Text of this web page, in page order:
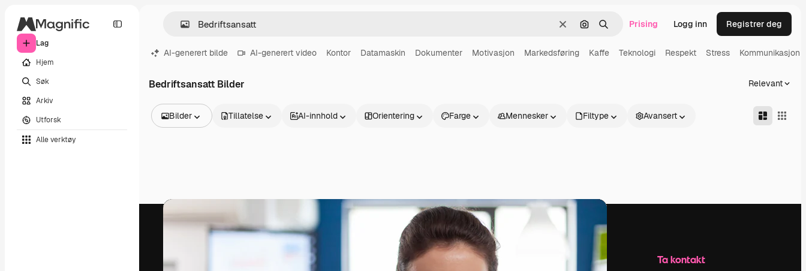
Lag
Hjem
Søk
Arkiv
Utforsk
Alle verktøy
Slett Søk etter bilde
Søk Prising Logg inn Registrer deg
AI-generert bilde AI-generert video Kontor Datamaskin Dokumenter Motivasjon Markedsføring Kaffe Teknologi Respekt Stress Kommunikasjon
Bedriftsansatt Bilder Relevant
Bilder
Videoer
Opptak
Bevegelsesgrafikk
Skrifter
Tillatelse AI-innhold Orientering Farge Mennesker Filtype Avansert
Produkter Kom i gang Selskap Ta kontakt